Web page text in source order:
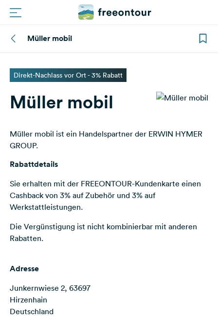
Plätze
Magazin
Newsletter
Feedback
Folge
uns
Social
Müller mobil
Direkt-Nachlass vor Ort - 3% Rabatt
Müller mobil
Müller mobil ist ein Handelspartner der ERWIN HYMER
GROUP.
Rabattdetails
Sie erhalten mit der FREEONTOUR-Kundenkarte einen
Cashback von 3% auf Zubehör und 3% auf
Werkstattleistungen.
Die Vergünstigung ist nicht kombinierbar mit anderen
Rabatten.
Adresse
Junkernwiese 2, 63697
Hirzenhain
Deutschland